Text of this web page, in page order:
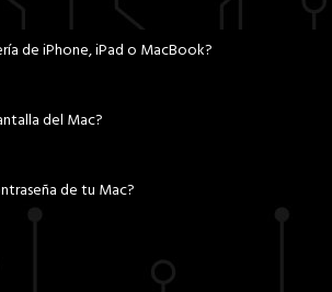
de iPhone, iPad o MacBook?
del Mac?
de tu Mac?